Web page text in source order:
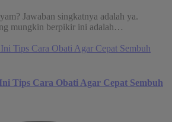
Jawaban singkatnya adalah ya.
mungkin berpikir ini adalah…
Tips Cara Obati Agar Cepat Sembuh